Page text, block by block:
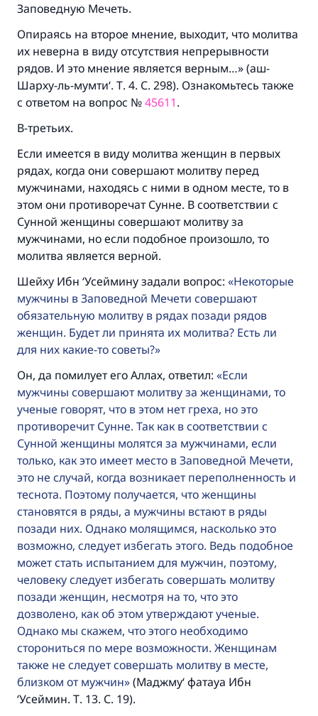
Заповедную Мечеть.
Опираясь на второе мнение, выходит, что молитва
их неверна в виду отсутствия непрерывности
рядов. И это мнение является верным…» (аш-
Шарху-ль-мумти‘. Т. 4. С. 298). Ознакомьтесь также
с ответом на вопрос №45611.
В-третьих.
Если имеется в виду молитва женщин в первых
рядах, когда они совершают молитву перед
мужчинами, находясь с ними в одном месте, то в
этом они противоречат Сунне. В соответствии с
Сунной женщины совершают молитву за
мужчинами, но если подобное произошло, то
молитва является верной.
Шейху Ибн ‘Усеймину задали вопрос:
Некоторые
мужчины в Заповедной Мечети совершают
обязательную молитву в рядах позади рядов
женщин. Будет ли принята их молитва? Есть ли
для них какие-то советы?
Он, да помилует его Аллах, ответил:
Если
мужчины совершают молитву за женщинами, то
ученые говорят, что в этом нет греха, но это
противоречит Сунне. Так как в соответствии с
Сунной женщины молятся за мужчинами, если
только, как это имеет место в Заповедной Мечети,
это не случай, когда возникает переполненность и
теснота. Поэтому получается, что женщины
становятся в ряды, а мужчины встают в ряды
позади них. Однако молящимся, насколько это
возможно, следует избегать этого. Ведь подобное
может стать испытанием для мужчин, поэтому,
человеку следует избегать совершать молитву
позади женщин, несмотря на то, что это
дозволено, как об этом утверждают ученые.
Однако мы скажем, что этого необходимо
сторониться по мере возможности. Женщинам
также не следует совершать молитву в месте,
близком от мужчин (Маджму‘ фатауа Ибн
‘Усеймин. Т. 13. С. 19).